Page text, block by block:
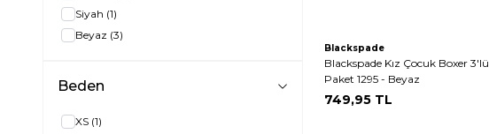
Siyah (1)
Beyaz (3)
Beden
XS (1)
Blackspade
Blackspade Kız Çocuk Boxer 3'lü
Paket 1295 - Beyaz
749,95 TL